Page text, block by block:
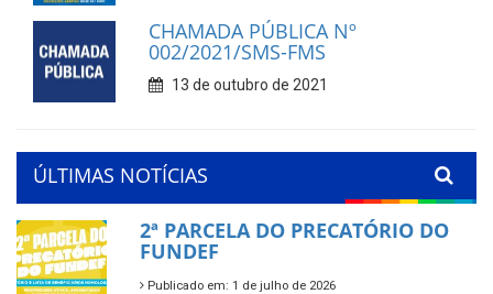
CHAMADA PÚBLICA Nº
002/2021/SMS-FMS
13 de outubro de 2021
ÚLTIMAS NOTÍCIAS
2ª PARCELA DO PRECATÓRIO DO
FUNDEF
Publicado em: 1 de julho de 2026